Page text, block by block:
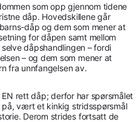
som opp gjennom tidene
dåp. Hovedskillene går
dåp og dem som mener at
for dåpen samt mellom
dåpshandlingen – fordi
– og dem som mener at
fra unnfangelsen av.
rett dåp; derfor har spørsmålet
vært et kinkig stridsspørsmål
Derom strides fortsatt de